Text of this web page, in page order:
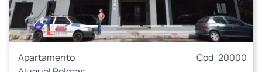
Apartamento
Cod: 20000